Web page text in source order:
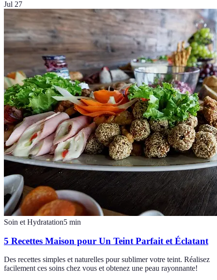
Jul 27
Soin et Hydratation5 min
5 Recettes Maison pour Un Teint Parfait et Éclatant
Des recettes simples et naturelles pour sublimer votre teint. Réalisez
facilement ces soins chez vous et obtenez une peau rayonnante!